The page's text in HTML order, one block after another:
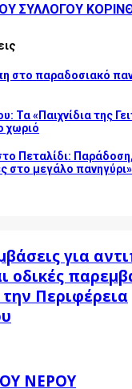
ΣΥΛΛΟΓΟΥ
στο παραδοσιακό
Τα «Παιχνίδια της
χωριό
Πεταλίδι:
στο μεγάλο πανηγύρι»
για
οδικές
Περιφέρεια
ΝΕΡΟΥ